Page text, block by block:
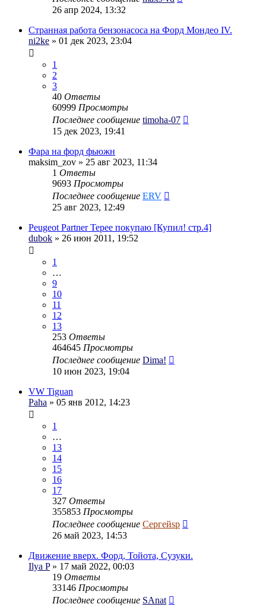
26 апр 2024, 13:32
Странная работа бензонасоса на Форд Мондео IV.
ni2ke » 01 дек 2023, 23:04
1
2
3
40 Ответы
60999 Просмотры
Последнее сообщение timoha-07
15 дек 2023, 19:41
Фара на форд фьюжн
maksim_zov » 25 авг 2023, 11:34
1 Ответы
9693 Просмотры
Последнее сообщение ERV
25 авг 2023, 12:49
Peugeot Partner Tepee покупаю [Купил! стр.4]
dubok » 26 июн 2011, 19:52
1
…
9
10
11
12
13
253 Ответы
464645 Просмотры
Последнее сообщение Dima!
10 июн 2023, 19:04
VW Tiguan
Paha » 05 янв 2012, 14:23
1
…
13
14
15
16
17
327 Ответы
355853 Просмотры
Последнее сообщение Сергейsp
26 май 2023, 14:53
Движение вверх. Форд, Тойота, Сузуки.
Ilya P» 17 май 2022, 00:03
19 Ответы
33146 Просмотры
Последнее сообщение SAnat